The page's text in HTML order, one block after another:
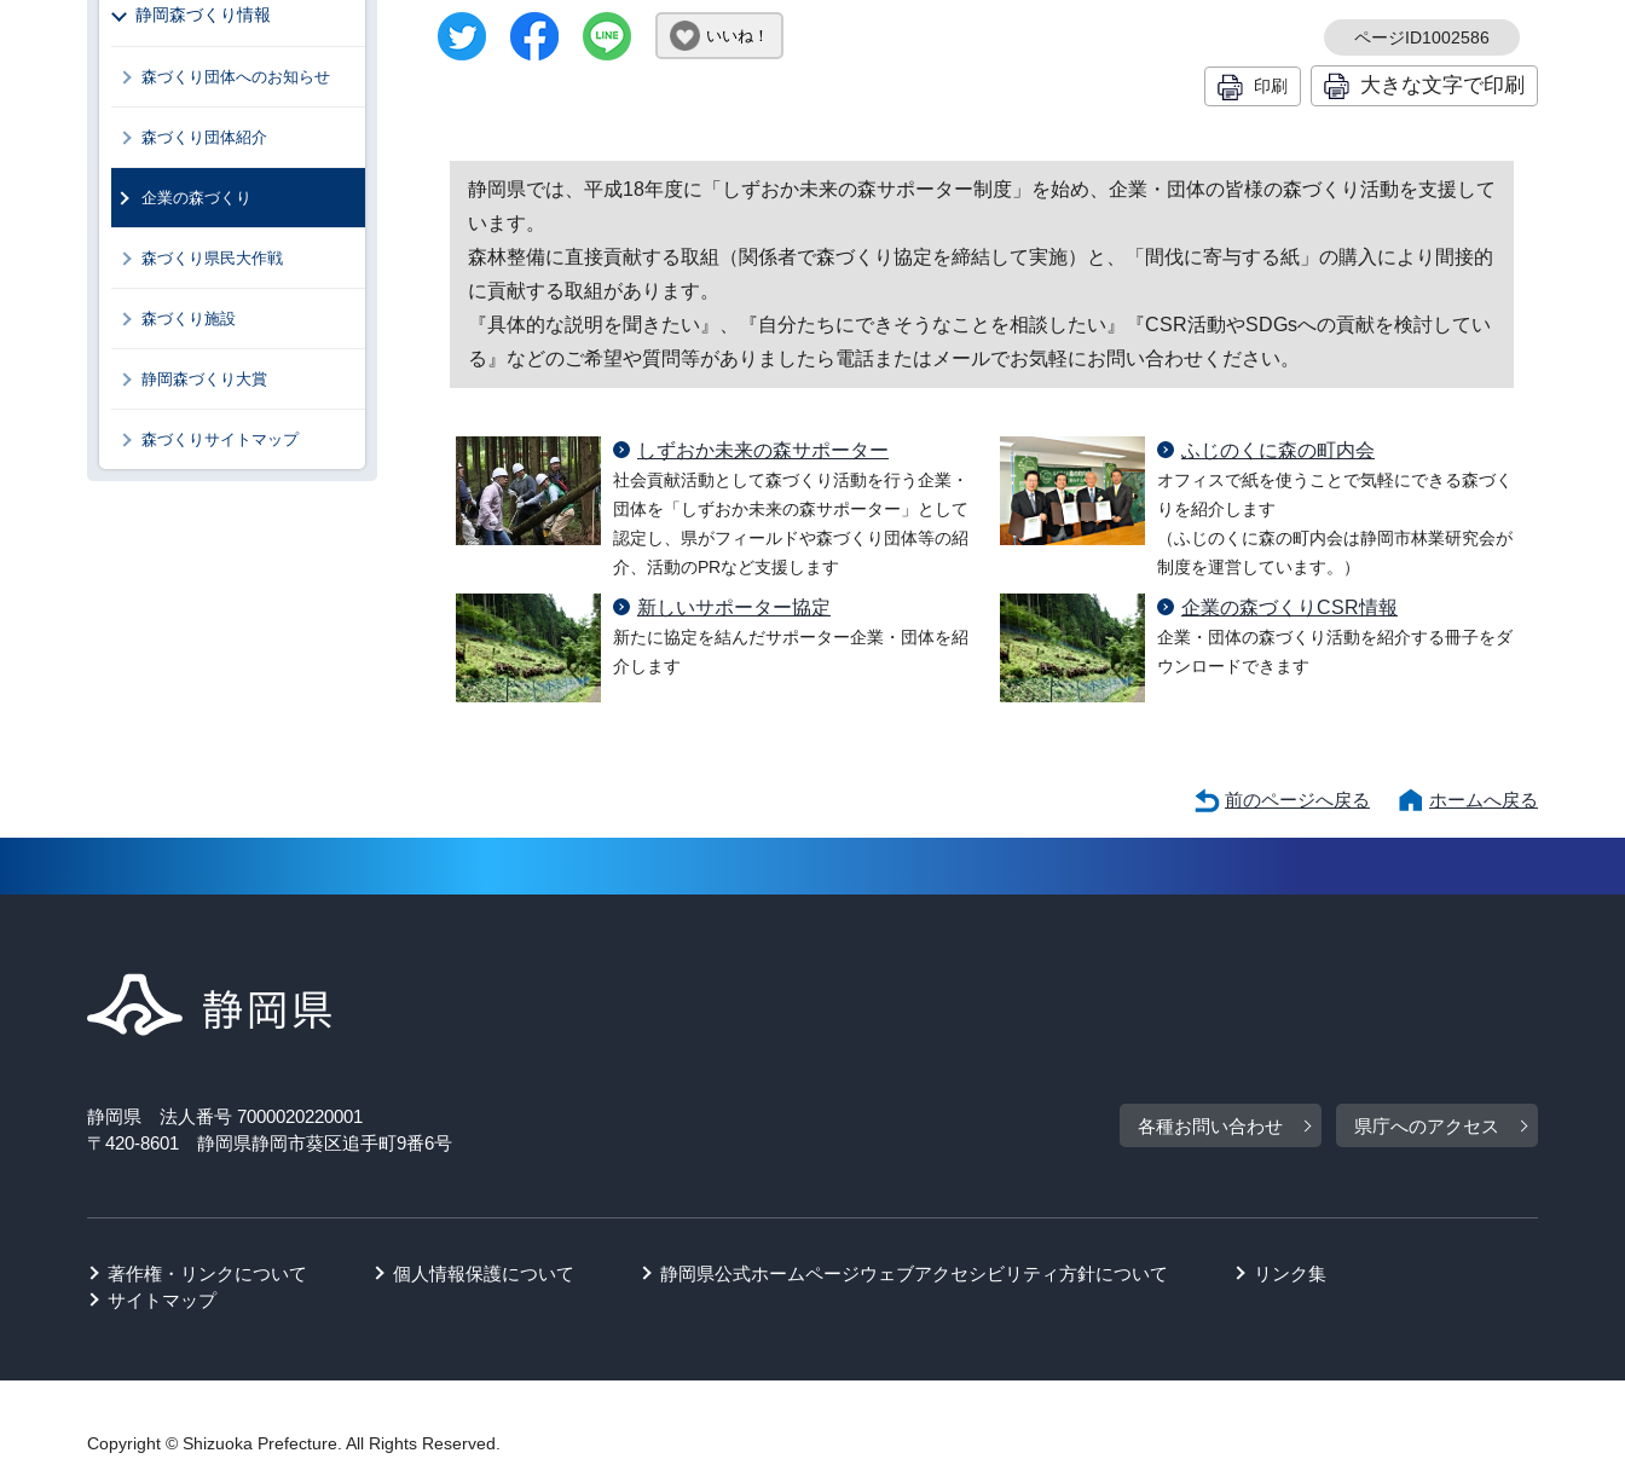
いいね！ ページID1002586
印刷 大きな文字で印刷
静岡県では、平成18年度に「しずおか未来の森サポーター制度」を始め、企業・団体の皆様の森づくり活動を支援して
います。
森林整備に直接貢献する取組（関係者で森づくり協定を締結して実施）と、「間伐に寄与する紙」の購入により間接的
に貢献する取組があります。
『具体的な説明を聞きたい』、『自分たちにできそうなことを相談したい』『CSR活動やSDGsへの貢献を検討してい
る』などのご希望や質問等がありましたら電話またはメールでお気軽にお問い合わせください。
しずおか未来の森サポーター
社会貢献活動として森づくり活動を行う企業・
団体を「しずおか未来の森サポーター」として
認定し、県がフィールドや森づくり団体等の紹
介、活動のPRなど支援します
ふじのくに森の町内会
オフィスで紙を使うことで気軽にできる森づく
りを紹介します
（ふじのくに森の町内会は静岡市林業研究会が
制度を運営しています。）
新しいサポーター協定
新たに協定を結んだサポーター企業・団体を紹
介します
企業の森づくりCSR情報
企業・団体の森づくり活動を紹介する冊子をダ
ウンロードできます
静岡森づくり情報
森づくり団体へのお知らせ
森づくり団体紹介
企業の森づくり
森づくり県民大作戦
森づくり施設
静岡森づくり大賞
森づくりサイトマップ
前のページへ戻る ホームへ戻る
静岡県 法人番号 7000020220001
〒420-8601 静岡県静岡市葵区追手町9番6号
各種お問い合わせ 県庁へのアクセス
著作権・リンクについて 個人情報保護について 静岡県公式ホームページウェブアクセシビリティ方針について
リンク集
サイトマップ
Copyright © Shizuoka Prefecture. All Rights Reserved.